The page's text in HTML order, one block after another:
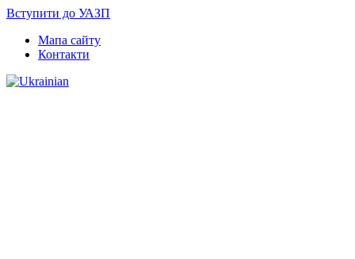
Вступити до УАЗП
Мапа сайту
Контакти